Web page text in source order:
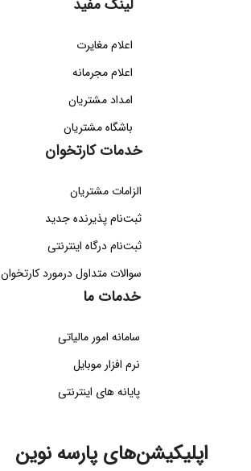
لینک مفید
اعلام مغایرت
اعلام مجرمانه
امداد مشتریان
باشگاه مشتریان
خدمات کارتخوان
الزامات مشتریان
ثبت‌نام پذیرنده جدید
ثبت‌نام درگاه اینترنتی
سوالات متداول درمورد کارتخوان
خدمات ما
سامانه امور مالیاتی
نرم افزار موبایل
پایانه های اینترنتی
اپلیکیشن‌های پارسه نوین